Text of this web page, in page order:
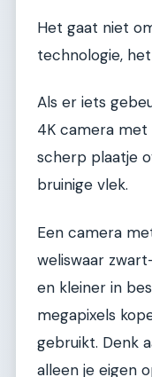
Het gaat niet
technologie,
Als er iets
4K camera
scherp plaatje
bruinige vlek.
Een camera
weliswaar
en kleiner in
megapixels
gebruikt. Denk
alleen je eigen